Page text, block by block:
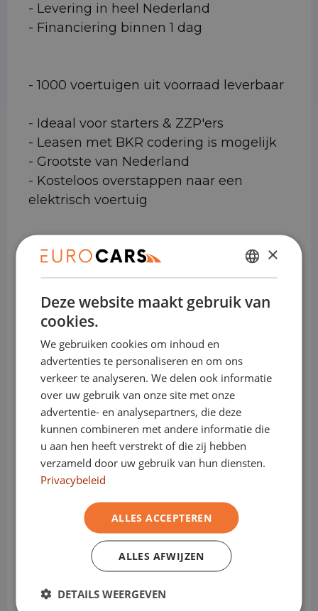
- Levering in heel Nederland
- Financiering binnen 1 dag
- 1000 voertuigen uit voorraad leverbaar
- Ideaal voor starters & ZZP'ers
- Leasen met BKR codering is mogelijk
- Grootste van Nederland
- Kosteloos overstappen naar een
elektrisch voertuig
Bedrijfswagens:
Sluit nu je financial lease bij Eurocars af,
overstapt naar een elektrische
bedrijfswagen.
Sluit je contract af wanneer het jou
schikt.
Of dat nu na 12, 25 of 41 maanden is... het
maakt ons niets uit.
Bij Eurocars krijg je geen last van
Milieuzones.
4.9 van de 5 sterren op Google.
DUTCH
ENGLISH
×
Deze website maakt gebruik van
cookies.
We gebruiken cookies om inhoud en
advertenties te personaliseren en om ons
verkeer te analyseren. We delen ook informatie
over uw gebruik van onze site met onze
advertentie- en analysepartners, die deze
kunnen combineren met andere informatie die
u aan hen heeft verstrekt of die zij hebben
verzameld door uw gebruik van hun diensten.
Privacybeleid
ALLES ACCEPTEREN
ALLES AFWIJZEN
DETAILS WEERGEVEN